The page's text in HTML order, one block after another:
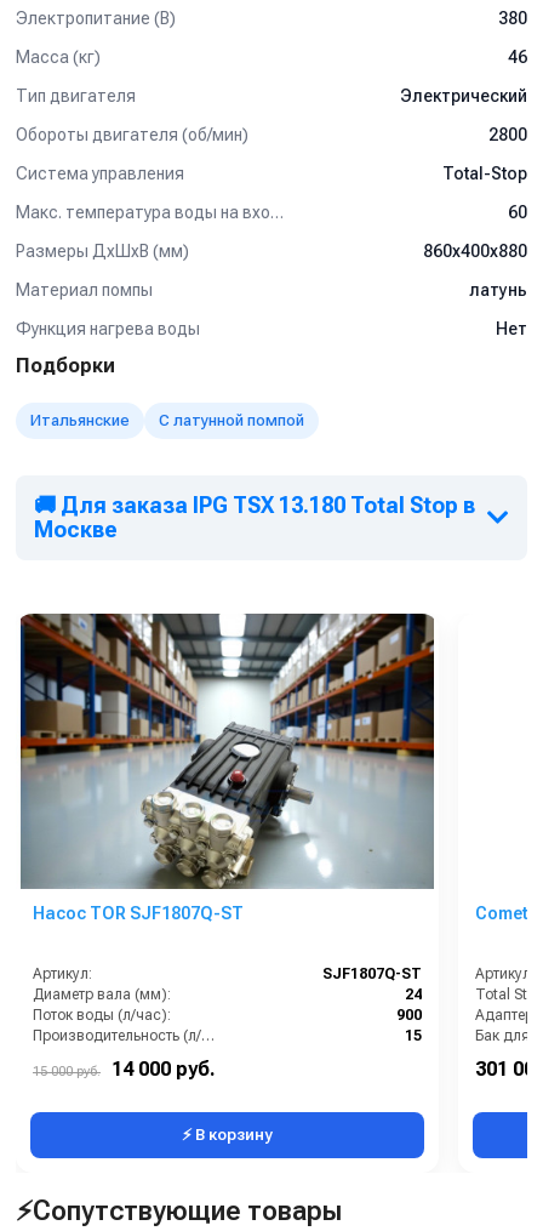
Электропитание (В)
380
Масса (кг)
46
Тип двигателя
Электрический
Обороты двигателя (об/мин)
2800
Система управления
Total-Stop
Макс. температура воды на входе (°C)
60
Размеры ДхШхВ (мм)
860х400х880
Материал помпы
латунь
Функция нагрева воды
Нет
Подборки
Итальянские С латунной помпой
🚚 Для заказа IPG TSX 13.180 Total Stop в
Москве
Насос TOR SJF1807Q-ST
Артикул:
SJF1807Q-ST
Диаметр вала (мм):
24
Поток воды (л/час):
900
Производительность (л/мин):
15
Тип насоса:
15 000 руб. 14 000 руб.
⚡ В корзину
Comet
Артикул:
Total
Бак для
Бренд:
301
⚡Сопутствующие товары